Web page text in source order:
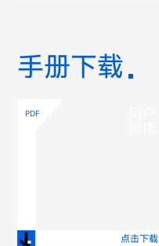
手册下载
PDF
点击下载